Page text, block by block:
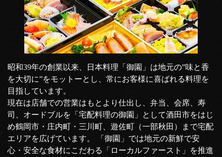
昭和39年の創業以来、日本料理「御園」は地元の”味と香
を大切に”をモットーとし、常にお客様に喜ばれる料理を
目指しています。
現在は店舗での営業はもとより仕出し、弁当、会席、寿
司、オードブルを「宅配料理の御園」として酒田市をはじ
め鶴岡市・庄内町・三川町、遊佐町（一部秋田）まで宅配
エリアを広げています。 「御園」では地元の新鮮で安
心・安全な食材にこだわる「ローカルファースト」を推進